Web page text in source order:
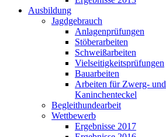
Ausbildung
Jagdgebrauch
Anlagenprüfungen
Stöberarbeiten
Schweißarbeiten
Vielseitigkeitsprüfungen
Bauarbeiten
Arbeiten für Zwerg- und
Kaninchenteckel
Begleithundearbeit
Wettbewerb
Ergebnisse 2017